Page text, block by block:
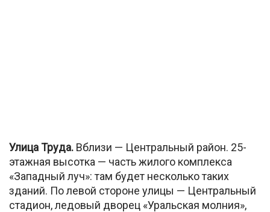
Улица Труда. Вблизи — Центральный район. 25-
этажная высотка — часть жилого комплекса
«Западный луч»: там будет несколько таких
зданий. По левой стороне улицы — Центральный
стадион, ледовый дворец «Уральская молния»,